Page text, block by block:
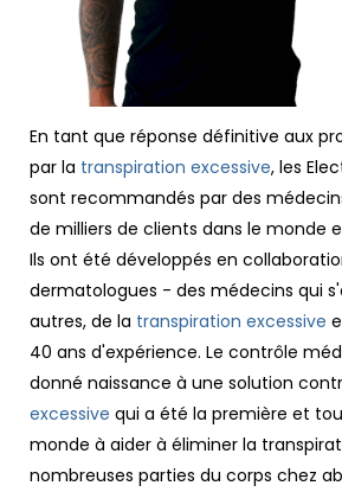
En tant que réponse définitive aux
par la transpiration excessive, les
sont recommandés par des
de milliers de clients dans le monde
Ils ont été développés en
dermatologues - des médecins qui
autres, de la transpiration excessive
40 ans d'expérience. Le contrôle
donné naissance à une solution
excessive qui a été la première et
monde à aider à éliminer la
nombreuses parties du corps chez